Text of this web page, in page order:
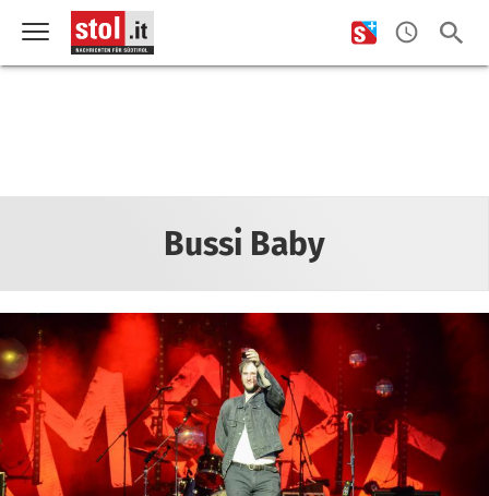
Bussi Baby